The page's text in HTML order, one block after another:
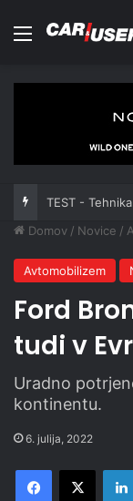
Meni
TEST -
Domov / Novice /
Avtomobilizem
Ford
tudi v
Uradno
kontinentu.
6. julija, 2022
Facebook
X